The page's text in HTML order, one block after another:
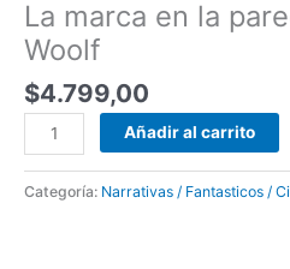
La marca en la
Woolf
$4.799,00
Añadir al carrito
Categoría: Narrativas / Fantasticos /